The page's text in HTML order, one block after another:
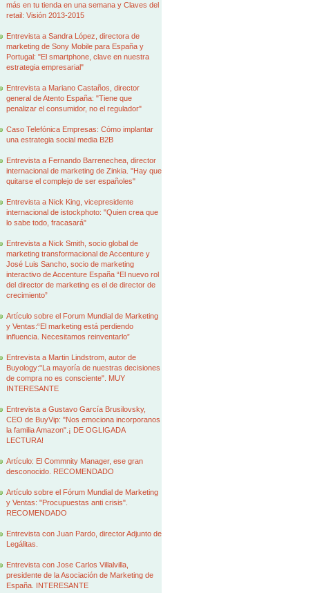
más en tu tienda en una semana y Claves del
retail: Visión 2013-2015
Entrevista a Sandra López, directora de
marketing de Sony Mobile para España y
Portugal: "El smartphone, clave en nuestra
estrategia empresarial"
Entrevista a Mariano Castaños, director
general de Atento España: "Tiene que
penalizar el consumidor, no el regulador"
Caso Telefónica Empresas: Cómo implantar
una estrategia social media B2B
Entrevista a Fernando Barrenechea, director
internacional de marketing de Zinkia. "Hay que
quitarse el complejo de ser españoles"
Entrevista a Nick King, vicepresidente
internacional de istockphoto: "Quien crea que
lo sabe todo, fracasará"
Entrevista a Nick Smith, socio global de
marketing transformacional de Accenture y
José Luis Sancho, socio de marketing
interactivo de Accenture España “El nuevo rol
del director de marketing es el de director de
crecimiento”
Artículo sobre el Forum Mundial de Marketing
y Ventas:“El marketing está perdiendo
influencia. Necesitamos reinventarlo”
Entrevista a Martin Lindstrom, autor de
Buyology:"La mayoría de nuestras decisiones
de compra no es consciente". MUY
INTERESANTE
Entrevista a Gustavo García Brusilovsky,
CEO de BuyVip: "Nos emociona incorporanos
la familia Amazon".¡ DE OGLIGADA
LECTURA!
Artículo: El Commnity Manager, ese gran
desconocido. RECOMENDADO
Artículo sobre el Fórum Mundial de Marketing
y Ventas: "Procupuestas anti crisis".
RECOMENDADO
Entrevista con Juan Pardo, director Adjunto de
Legálitas.
Entrevista con Jose Carlos Villalvilla,
presidente de la Asociación de Marketing de
España. INTERESANTE